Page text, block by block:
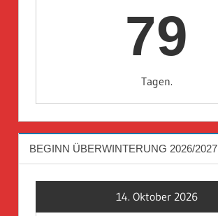
79
Tagen.
BEGINN ÜBERWINTERUNG 2026/2027
14. Oktober 2026